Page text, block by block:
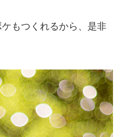
もつくれるから、是非